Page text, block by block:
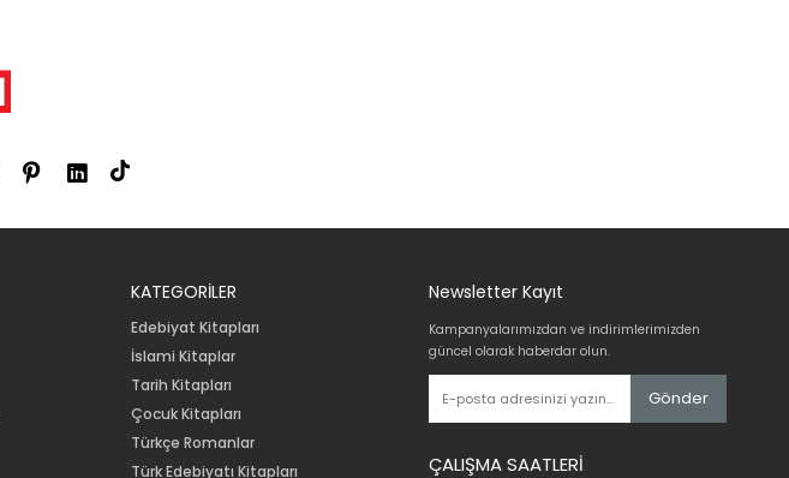
KATEGORİLER
Edebiyat Kitapları
İslami Kitaplar
Tarih Kitapları
Çocuk Kitapları
Türkçe Romanlar
Türk Edebiyatı Kitapları
Newsletter Kayıt
Kampanyalarımızdan ve indirimlerimizden
güncel olarak haberdar olun.
Gönder
ÇALIŞMA SAATLERİ